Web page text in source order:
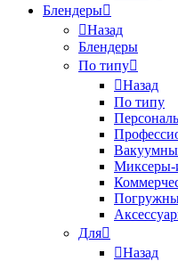
Блендеры
Назад
Блендеры
По типу
Назад
По типу
Миксеры-
Для
Назад